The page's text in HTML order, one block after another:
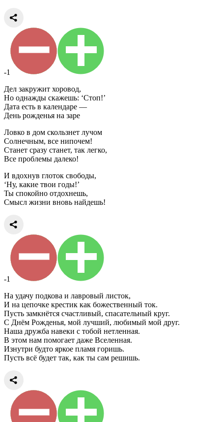
-1
Дел закружит хоровод,
Но однажды скажешь: ‘Стоп!’
Дата есть в календаре —
День рожденья на заре
Ловко в дом скользнет лучом
Солнечным, все нипочем!
Станет сразу станет, так легко,
Все проблемы далеко!
И вдохнув глоток свободы,
‘Ну, какие твои годы!’
Ты спокойно отдохнешь,
Смысл жизни вновь найдешь!
-1
На удачу подкова и лавровый листок,
И на цепочке крестик как божественный ток.
Пусть замкнётся счастливый, спасательный круг.
С Днём Рожденья, мой лучший, любимый мой друг.
Наша дружба навеки с тобой нетленная.
В этом нам помогает даже Вселенная.
Изнутри будто яркое пламя горишь.
Пусть всё будет так, как ты сам решишь.